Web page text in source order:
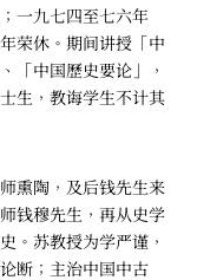
一九七四至七六年
荣休。期间讲授「中
「中国歷史要论」，
生，教诲学生不计其
熏陶，及后钱先生来
钱穆先生，再从史学
。苏教授为学严谨，
断；主治中国中古